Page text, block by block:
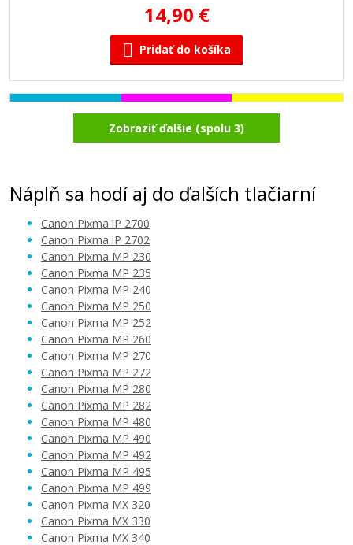
14,90 €
Pridať do košíka
Originálna náplň CANON CL-513 (Farebná)
30,90 €
Pridať do košíka
Zobraziť ďalšie (spolu 3)
Náplň sa hodí aj do ďalších tlačiarní
Canon Pixma iP 2700
Canon Pixma iP 2702
Canon Pixma MP 230
Canon Pixma MP 235
Canon Pixma MP 240
Canon Pixma MP 250
Canon Pixma MP 252
Canon Pixma MP 260
Canon Pixma MP 270
Canon Pixma MP 272
Canon Pixma MP 280
Canon Pixma MP 282
Canon Pixma MP 480
Canon Pixma MP 490
Canon Pixma MP 492
Canon Pixma MP 495
Canon Pixma MP 499
Canon Pixma MX 320
Canon Pixma MX 330
Canon Pixma MX 340